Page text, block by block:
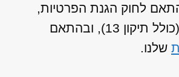
לחוק הגנת הפרטיות,
התשמ"א–1981 (כולל תיקון 13), ובהתאם
שלנו.